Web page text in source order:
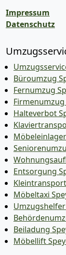
Impressum
Datenschutz
Büroumzug
Fernumzug
Firmenumzug
Halteverbot
Entsorgung
Möbeltaxi
Beiladung
Möbellift